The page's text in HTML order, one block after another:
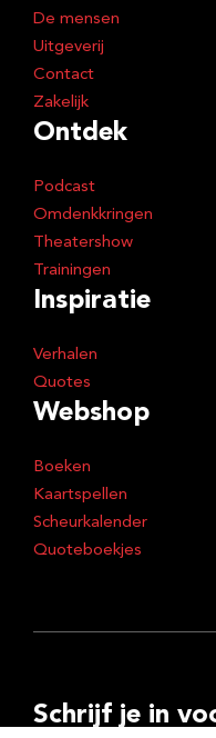
De mensen
Uitgeverij
Contact
Zakelijk
Ontdek
Podcast
Omdenkkringen
Theatershow
Trainingen
Inspiratie
Verhalen
Quotes
Webshop
Boeken
Kaartspellen
Scheurkalender
Quoteboekjes
Schrijf je in